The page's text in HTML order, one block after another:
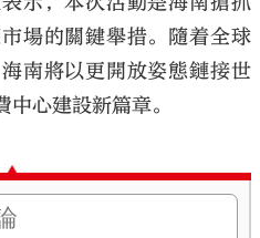
場的關鍵舉措。隨着全球
南將以更開放姿態鏈接世
心建設新篇章。